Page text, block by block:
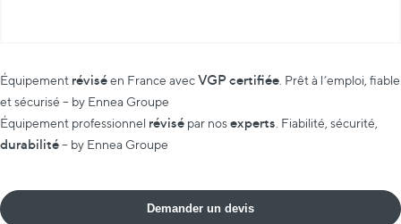
Équipement réviséen France avecVGP certifiée . Prêt à l’emploi, fiable
et sécurisé – by Ennea Groupe
Équipement professionnel révisé par nosexperts . Fiabilité, sécurité,
durabilité– by Ennea Groupe
Demander un devis